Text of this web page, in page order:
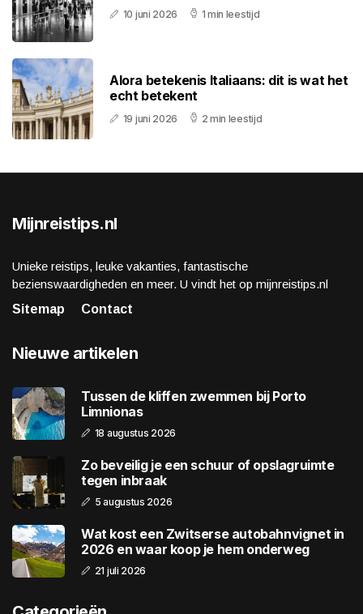
10 juni 2026 1 min leestijd
Alora betekenis Italiaans: dit is wat het
echt betekent
19 juni 2026 2 min leestijd
Mijnreistips.nl
Unieke reistips, leuke vakanties, fantastische
bezienswaardigheden en meer. U vindt het op mijnreistips.nl
Sitemap
Contact
Nieuwe artikelen
Tussen de kliffen zwemmen bij Porto
Limnionas
18 augustus 2026
Zo beveilig je een schuur of opslagruimte
tegen inbraak
5 augustus 2026
Wat kost een Zwitserse autobahnvignet in
2026 en waar koop je hem onderweg
21 juli 2026